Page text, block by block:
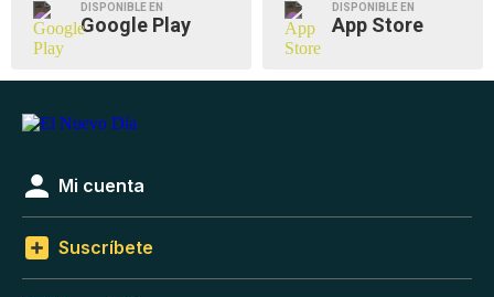
DISPONIBLE EN
Google Play
DISPONIBLE EN
App Store
Mi cuenta
Suscríbete